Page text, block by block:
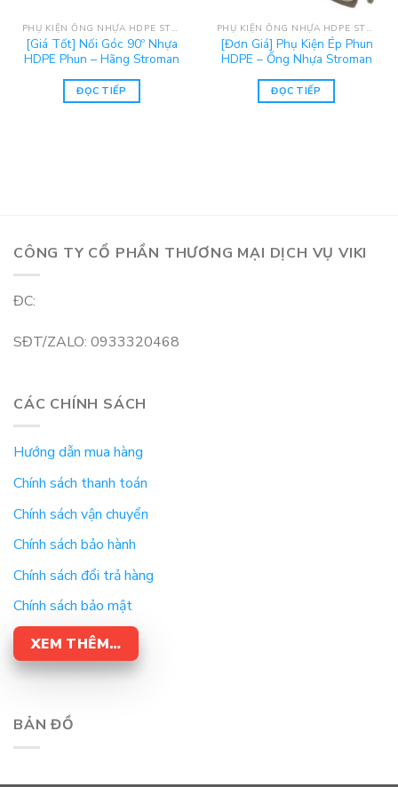
PHỤ KIỆN ỐNG NHỰA HDPE STROMAN
[Giá Tốt] Nối Góc 90º Nhựa
HDPE Phun – Hãng Stroman
ĐỌC TIẾP
PHỤ KIỆN ỐNG NHỰA HDPE STROMAN
[Đơn Giá] Phụ Kiện Ép Phun
HDPE – Ống Nhựa Stroman
ĐỌC TIẾP
CÔNG TY CỔ PHẦN THƯƠNG MẠI DỊCH VỤ VIKI
ĐC:
SĐT/ZALO: 0933320468
CÁC CHÍNH SÁCH
Hướng dẫn mua hàng
Chính sách thanh toán
Chính sách vận chuyển
Chính sách bảo hành
Chính sách đổi trả hàng
Chính sách bảo mật
XEM THÊM…
BẢN ĐỒ